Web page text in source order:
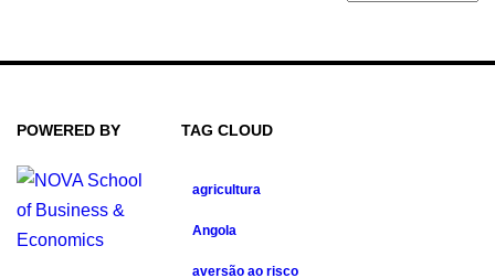
POWERED BY TAG CLOUD
agricultura
Angola
aversão ao risco